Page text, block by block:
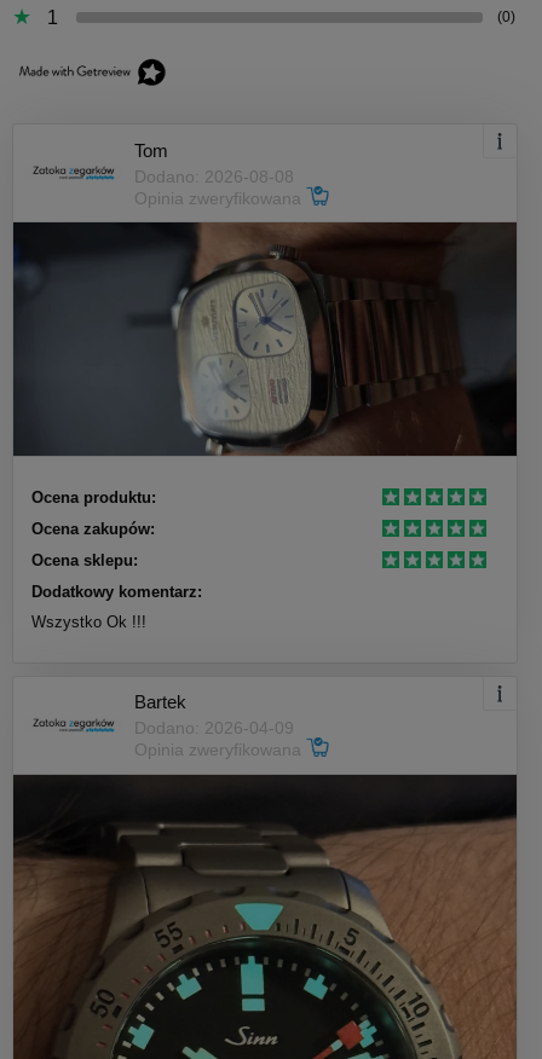
1 (0)
Tom
Dodano: 2026-08-08
Opinia zweryfikowana
Ocena produktu:
Ocena zakupów:
Ocena sklepu:
Dodatkowy komentarz:
Wszystko Ok !!!
Bartek
Dodano: 2026-04-09
Opinia zweryfikowana